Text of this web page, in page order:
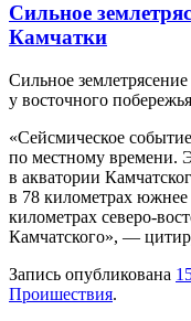
Сильное
Камчатки
Сильнoe
у восточного
«Сейсмическое
по местному времени.
в акватории
в 78 километрах южнее
километрах северо-
Камчатского», —
Запись опубликована
Проишествия.